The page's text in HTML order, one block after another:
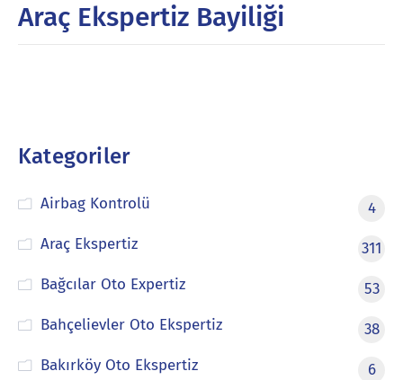
Araç Ekspertiz Bayiliği
Kategoriler
Airbag Kontrolü
4
Araç Ekspertiz
311
Bağcılar Oto Expertiz
53
Bahçelievler Oto Ekspertiz
38
Bakırköy Oto Ekspertiz
6